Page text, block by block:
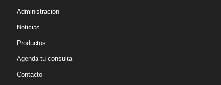
Administración
Noticias
Productos
Agenda tu consulta
Contacto